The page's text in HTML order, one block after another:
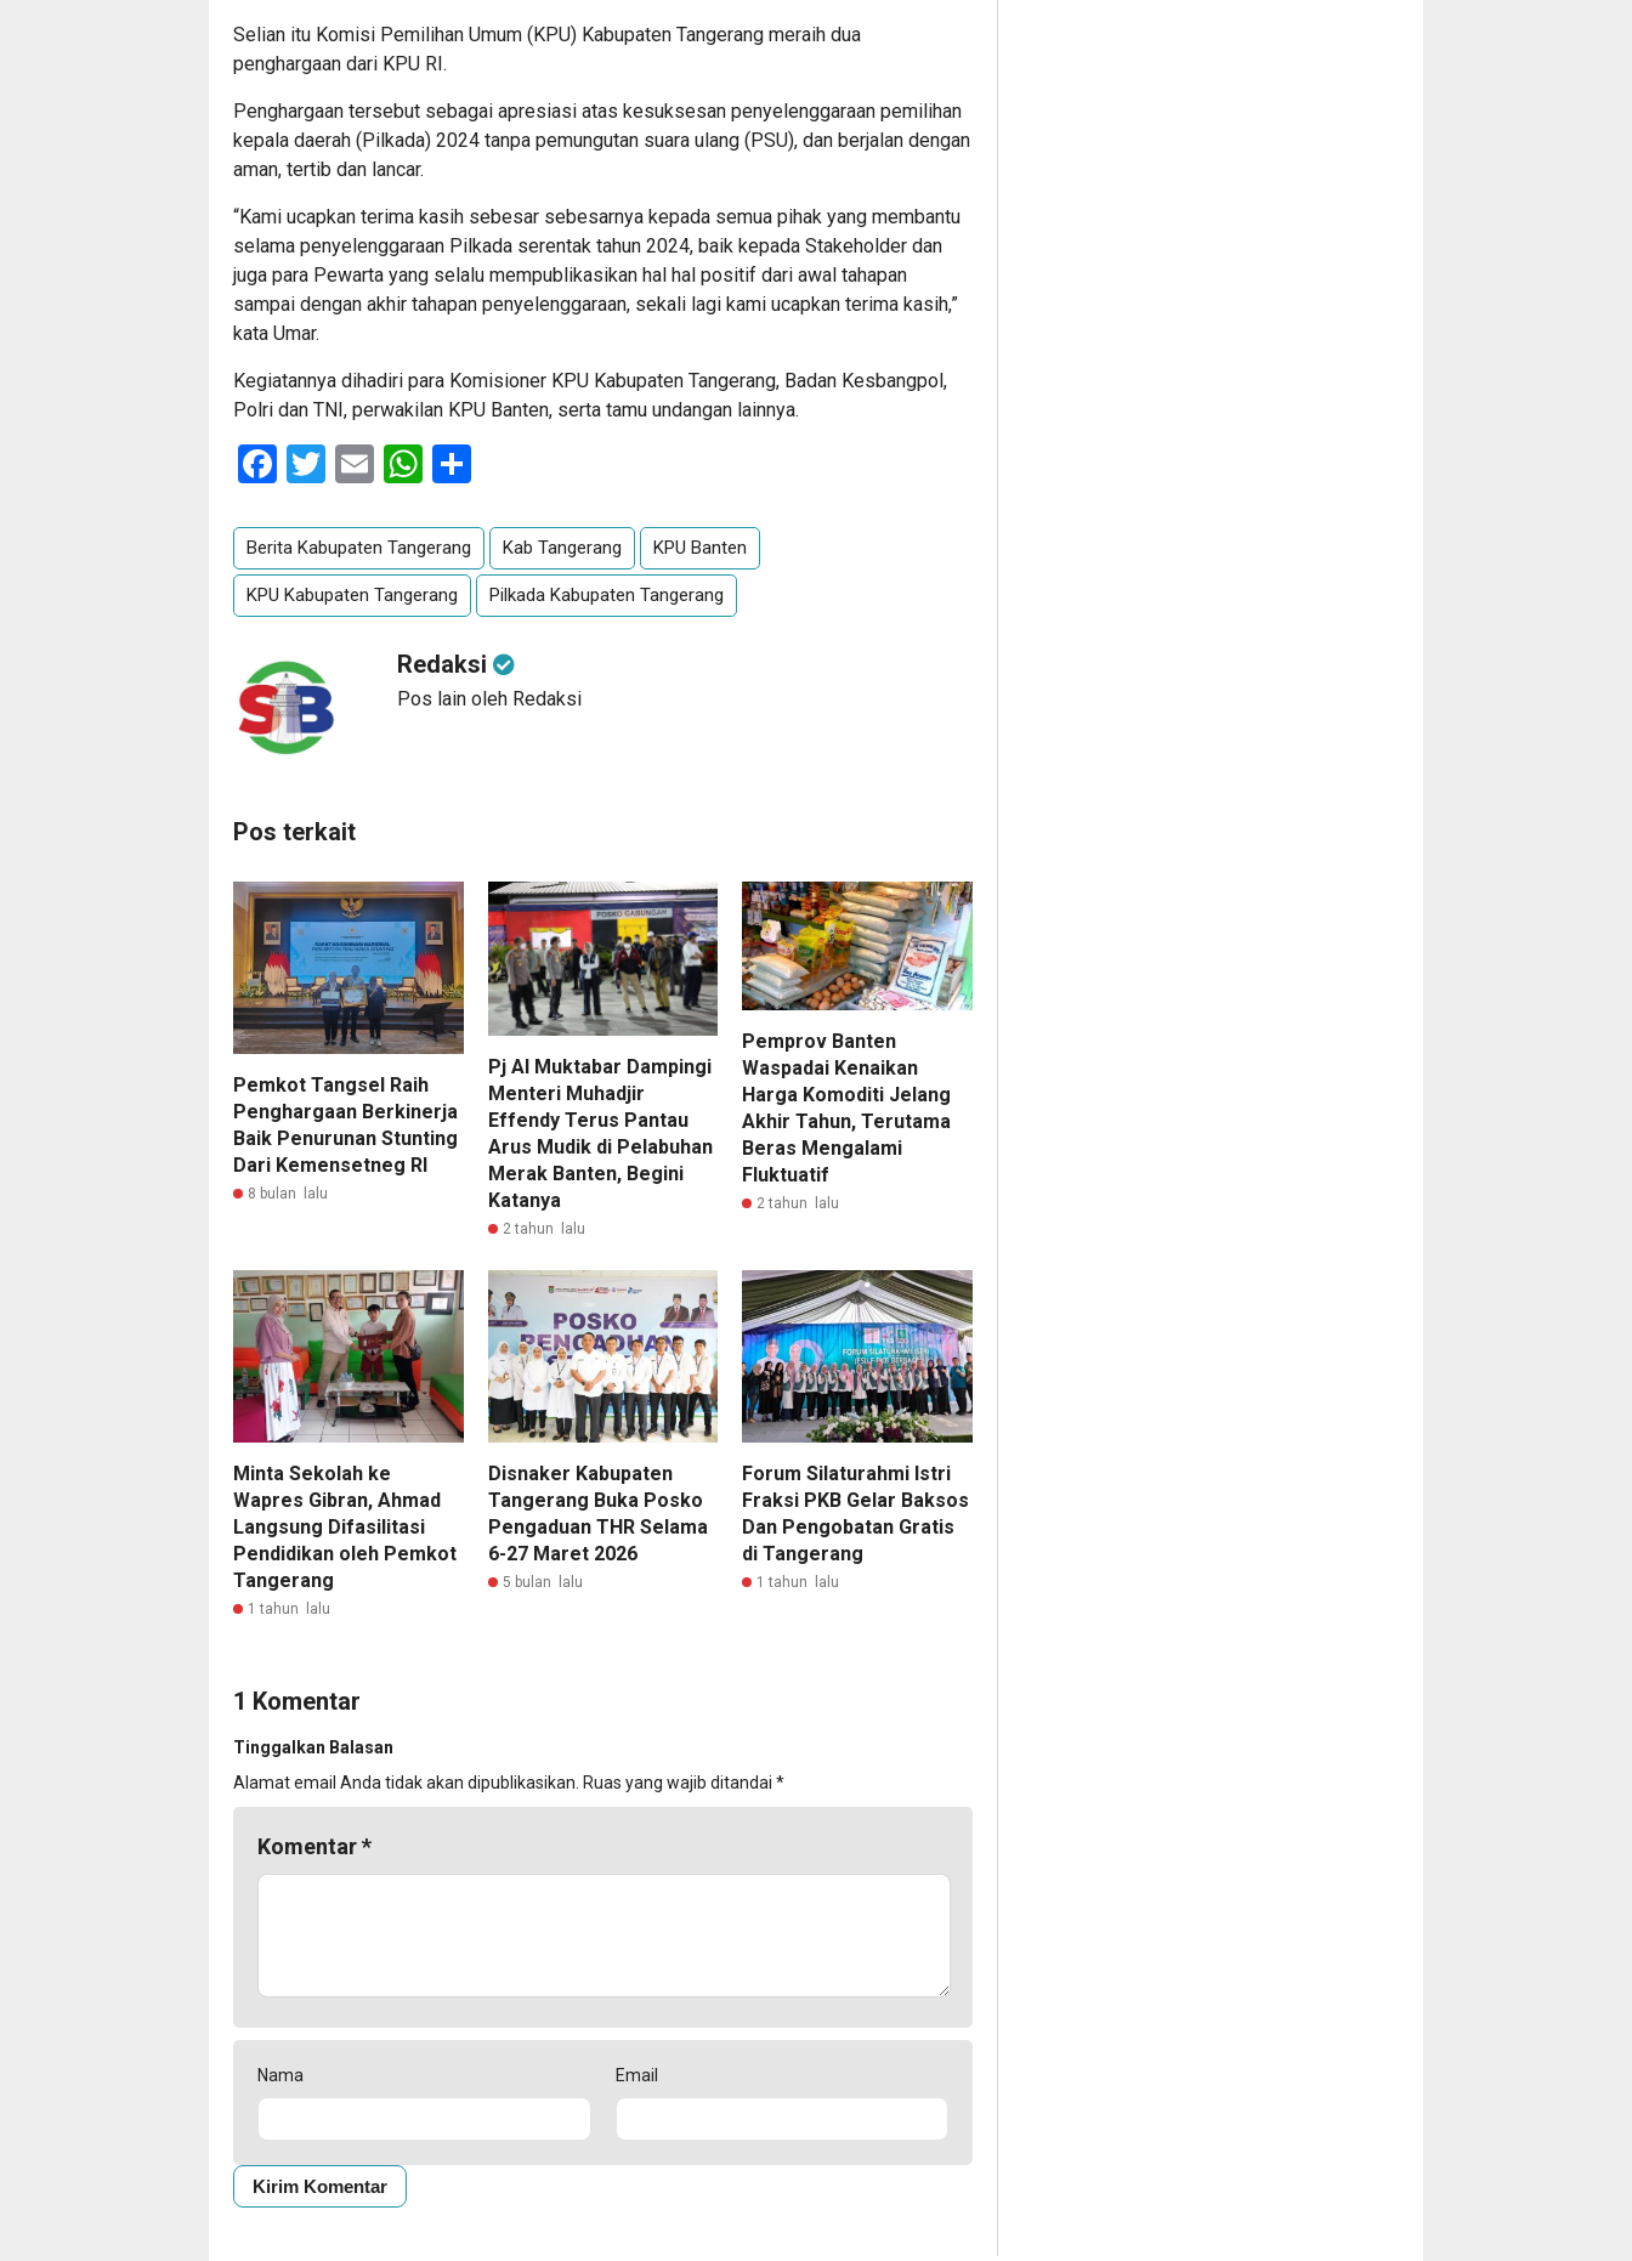
Selian itu Komisi Pemilihan Umum (KPU) Kabupaten Tangerang meraih dua
penghargaan dari KPU RI.
Penghargaan tersebut sebagai apresiasi atas kesuksesan penyelenggaraan pemilihan
kepala daerah (Pilkada) 2024 tanpa pemungutan suara ulang (PSU), dan berjalan dengan
aman, tertib dan lancar.
“Kami ucapkan terima kasih sebesar sebesarnya kepada semua pihak yang membantu
selama penyelenggaraan Pilkada serentak tahun 2024, baik kepada Stakeholder dan
juga para Pewarta yang selalu mempublikasikan hal hal positif dari awal tahapan
sampai dengan akhir tahapan penyelenggaraan, sekali lagi kami ucapkan terima kasih,”
kata Umar.
Kegiatannya dihadiri para Komisioner KPU Kabupaten Tangerang, Badan Kesbangpol,
Polri dan TNI, perwakilan KPU Banten, serta tamu undangan lainnya.
Facebook
Twitter
EmailWhatsApp
Berita Kabupaten Tangerang Kab Tangerang KPU Banten
KPU Kabupaten Tangerang Pilkada Kabupaten Tangerang
Redaksi
Pos lain oleh Redaksi
Pos terkait
Pemkot ​Tangsel Raih
Penghargaan Berkinerja
Baik Penurunan Stunting
Dari Kemensetneg RI
8 bulan lalu
Pj Al Muktabar Dampingi
Menteri Muhadjir
Effendy Terus Pantau
Arus Mudik di Pelabuhan
Merak Banten, Begini
Katanya
2 tahun lalu
Pemprov Banten
Waspadai Kenaikan
Harga Komoditi Jelang
Akhir Tahun, Terutama
Beras Mengalami
Fluktuatif
2 tahun lalu
Minta Sekolah ke
Wapres Gibran, Ahmad
Langsung Difasilitasi
Pendidikan oleh Pemkot
Tangerang
1 tahun lalu
Disnaker Kabupaten
Tangerang Buka Posko
Pengaduan THR Selama
6-27 Maret 2026
5 bulan lalu
Forum Silaturahmi Istri
Fraksi PKB Gelar Baksos
Dan Pengobatan Gratis
di Tangerang
1 tahun lalu
1 Komentar
Tinggalkan Balasan
Alamat email Anda tidak akan dipublikasikan. Ruas yang wajib ditandai *
Komentar*
Nama Email